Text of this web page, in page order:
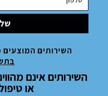
השירותים
השירותים אינם
או